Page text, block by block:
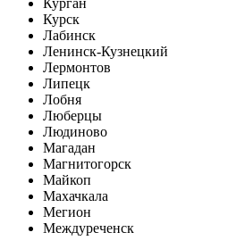
Курск
Лабинск
Ленинск-Кузнецкий
Лермонтов
Липецк
Лобня
Люберцы
Людиново
Магадан
Магнитогорск
Майкоп
Махачкала
Мегион
Междуреченск